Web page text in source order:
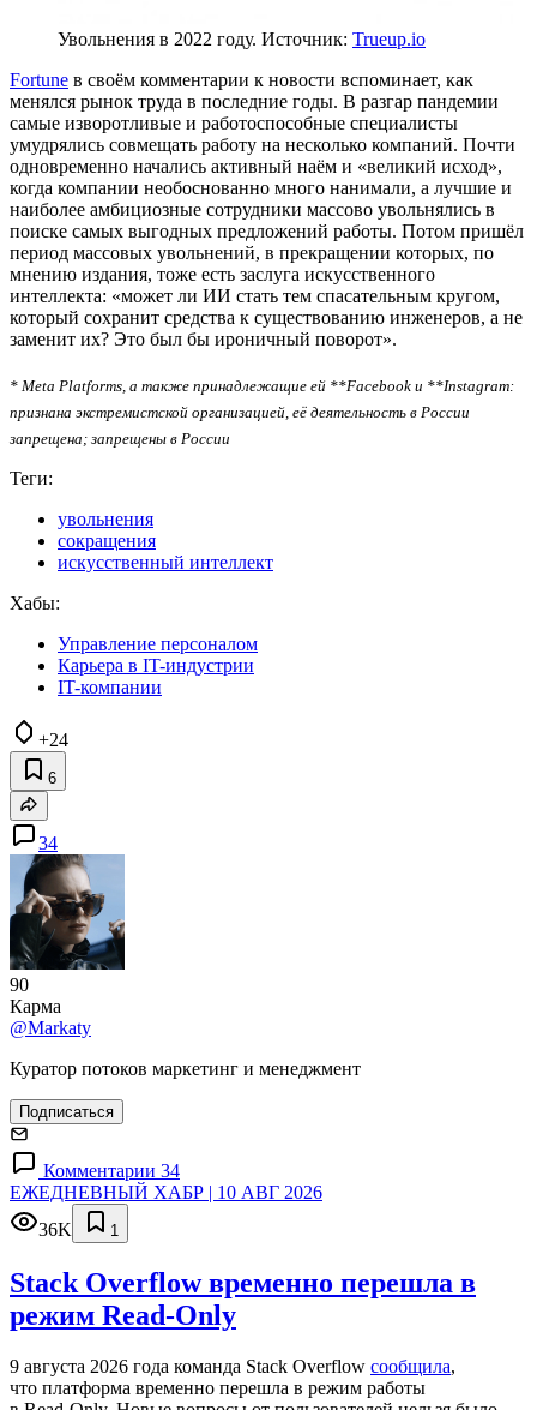
Увольнения в 2022 году. Источник: Trueup.io
Fortune в своём комментарии к новости вспоминает, как
менялся рынок труда в последние годы. В разгар пандемии
самые изворотливые и работоспособные специалисты
умудрялись совмещать работу на несколько компаний. Почти
одновременно начались активный наём и «великий исход»,
когда компании необоснованно много нанимали, а лучшие и
наиболее амбициозные сотрудники массово увольнялись в
поиске самых выгодных предложений работы. Потом пришёл
период массовых увольнений, в прекращении которых, по
мнению издания, тоже есть заслуга искусственного
интеллекта: «может ли ИИ стать тем спасательным кругом,
который сохранит средства к существованию инженеров, а не
заменит их? Это был бы ироничный поворот».
* Meta Platforms, а также принадлежащие ей **Facebook и **Instagram:
признана экстремистской организацией, её деятельность в России
запрещена; запрещены в России
Теги:
увольнения
сокращения
искусственный интеллект
Хабы:
Управление персоналом
Карьера в IT-индустрии
IT-компании
+24
6
34
90
Карма
@Markaty
Куратор потоков маркетинг и менеджмент
Подписаться
Комментарии 34
ЕЖЕДНЕВНЫЙ ХАБР | 10 АВГ 2026
36K
1
Stack Overflow временно перешла в
режим Read-Only
9 августа 2026 года команда Stack Overflow сообщила,
что платформа временно перешла в режим работы